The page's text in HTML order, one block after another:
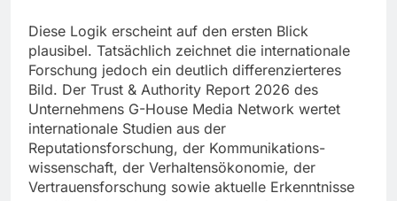
Diese Logik erscheint auf den ersten Blick
plausibel. Tatsächlich zeichnet die internationale
Forschung jedoch ein deutlich differenzierteres
Bild. Der Trust & Authority Report 2026 des
Unternehmens G-House Media Network wertet
internationale Studien aus der
Reputationsforschung, der Kommunikations-
wissenschaft, der Verhaltensökonomie, der
Vertrauensforschung sowie aktuelle Erkenntnisse